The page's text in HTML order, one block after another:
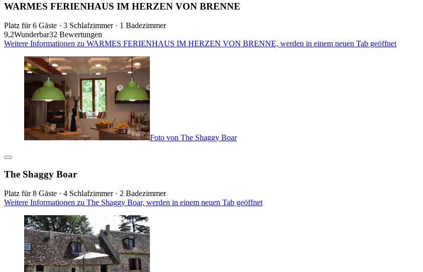
WARMES FERIENHAUS IM HERZEN VON BRENNE
Platz für 6 Gäste · 3 Schlafzimmer · 1 Badezimmer
9,2Wunderbar32 Bewertungen
Weitere Informationen zu WARMES FERIENHAUS IM HERZEN VON BRENNE, werden in einem neuen Tab geöffnet
Foto von The Shaggy Boar
The Shaggy Boar
Platz für 8 Gäste · 4 Schlafzimmer · 2 Badezimmer
Weitere Informationen zu The Shaggy Boar, werden in einem neuen Tab geöffnet